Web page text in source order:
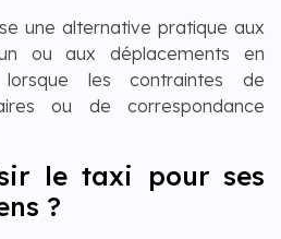
une alternative pratique aux
ou aux déplacements en
les contraintes de
ou de correspondance
le taxi pour ses
?